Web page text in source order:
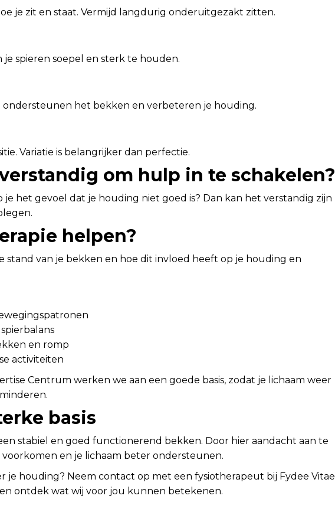
je zit en staat. Vermijd langdurig onderuitgezakt zitten.
spieren soepel en sterk te houden.
het bekken en verbeteren je houding.
Variatie is belangrijker dan perfectie.
om hulp in te schakelen?
het gevoel dat je houding niet goed is? Dan kan het verstandig zijn
helpen?
stand van je bekken en hoe dit invloed heeft op je houding en
en romp
activiteiten
Centrum werken we aan een goede basis, zodat je lichaam weer
basis
stabiel en goed functionerend bekken. Door hier aandacht aan te
en je lichaam beter ondersteunen.
je houding? Neem contact op met een fysiotherapeut bij Fydee Vitae
ontdek wat wij voor jou kunnen betekenen.